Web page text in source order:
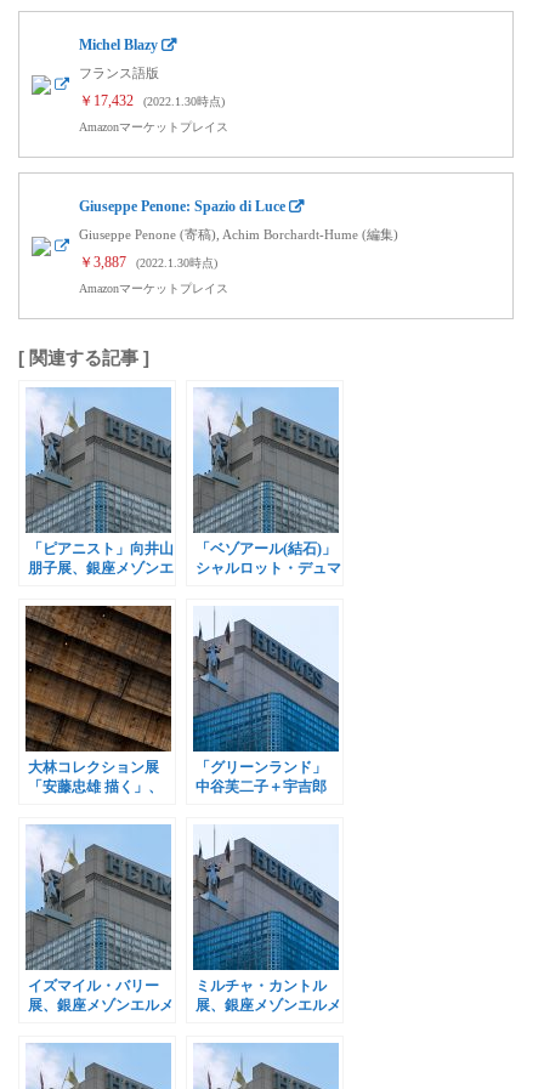
Michel Blazy
フランス語版
￥17,432
(2022.1.30時点)
Amazonマーケットプレイス
Giuseppe Penone: Spazio di Luce
Giuseppe Penone (寄稿), Achim Borchardt-Hume (編集)
￥3,887
(2022.1.30時点)
Amazonマーケットプレイス
[ 関連する記事 ]
「ピアニスト」向井山
朋子展、銀座メゾンエ
「ベゾアール(結石)」
シャルロット・デュマ
スで開催
大林コレクション展
「安藤忠雄 描く」、
催
「グリーンランド」
中谷芙二子＋宇吉郎
スで開催
イズマイル・バリー
展、銀座メゾンエルメ
ミルチャ・カントル
展、銀座メゾンエルメ